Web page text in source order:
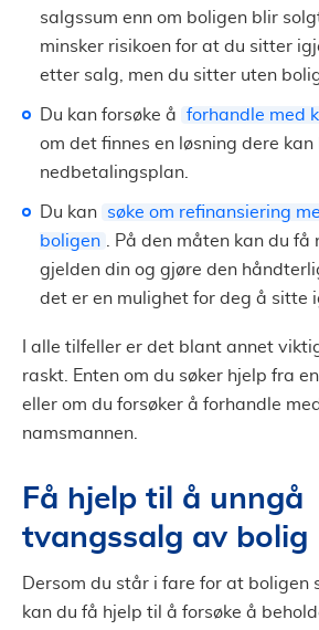
salgssum enn om boligen blir
minsker risikoen for at du sitter
etter salg, men du sitter uten
Du kan forsøke å forhandle med
om det finnes en løsning dere kan
nedbetalingsplan.
Du kan
søke om refinansiering
boligen . På den måten kan du få
gjelden din og gjøre den
det er en mulighet for deg å sitte
I alle tilfeller er det blant annet
raskt. Enten om du søker hjelp fra
eller om du forsøker å forhandle
namsmannen.
Få hjelp til å unngå
tvangssalg av bolig
Dersom du står i fare for at boligen
kan du få hjelp til å forsøke å